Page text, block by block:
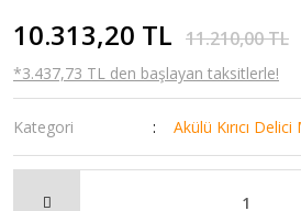
10.313,20 TL 11.210,00 TL
*3.437,73 TL den başlayan taksitlerle!
Kategori Akülü Kırıcı